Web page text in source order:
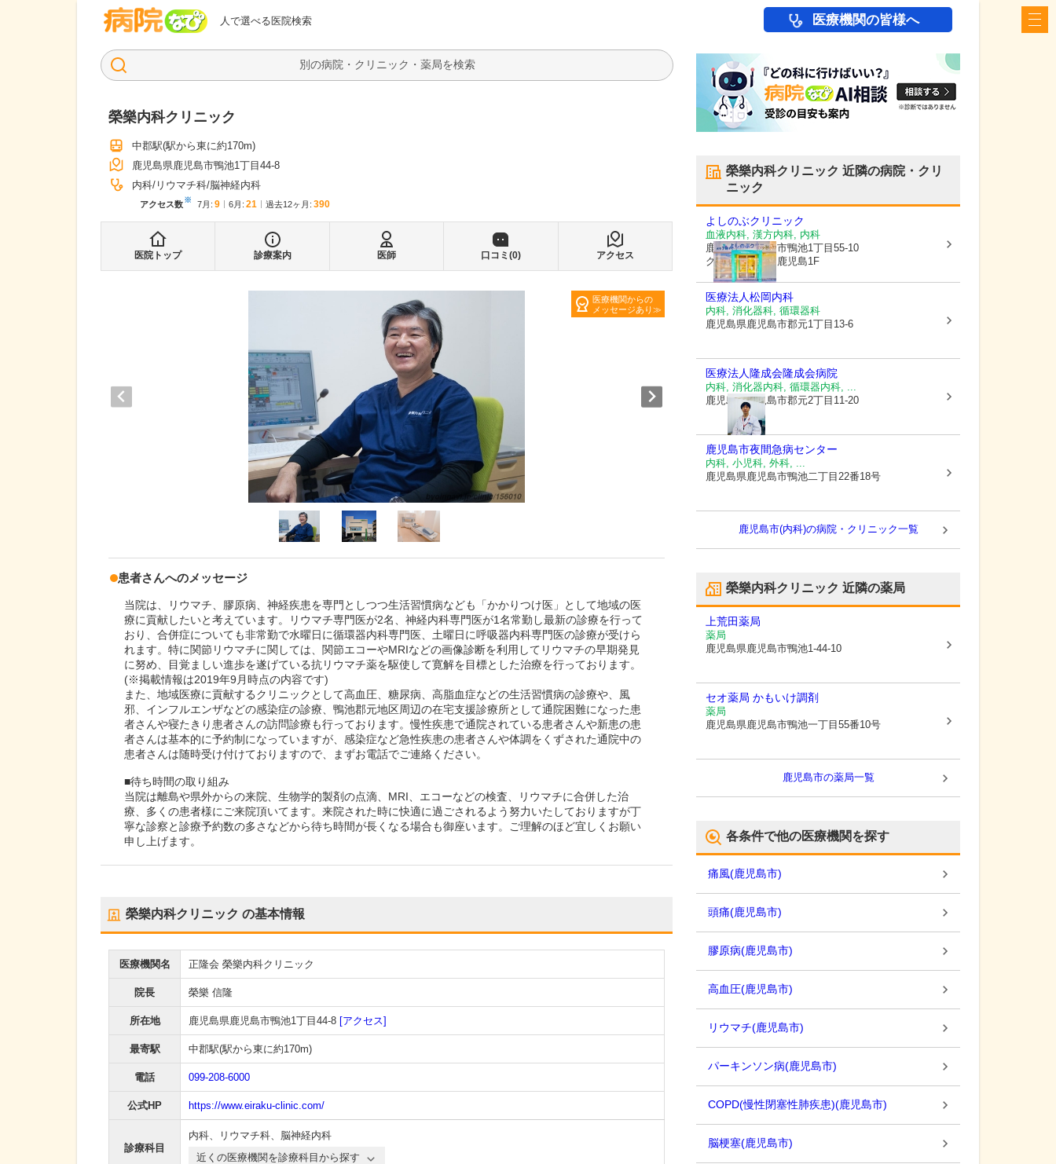
人で選べる医院検索
病院なび 医療機関の皆様へ
検索
榮樂内科クリニック
中郡駅(駅から東に約170m)
鹿児島県鹿児島市鴨池1丁目44-8
内科 リウマチ科 脳神経内科
アクセス数※ 7月 : 9 6月 : 21 過去12ヶ月: 390
医院トップ 診療案内 医師 口コミ(0) アクセス
医療機関からの
メッセージあり
患者さんへのメッセージ
当院は、リウマチ、膠原病、神経疾患を専門としつつ生活習慣病なども「かかりつけ医」として地域の医
療に貢献したいと考えています。リウマチ専門医が2名、神経内科専門医が1名常勤し最新の診療を行って
おり、合併症についても非常勤で水曜日に循環器内科専門医、土曜日に呼吸器内科専門医の診療が受けら
れます。特に関節リウマチに関しては、関節エコーやMRIなどの画像診断を利用してリウマチの早期発見
に努め、目覚ましい進歩を遂げている抗リウマチ薬を駆使して寛解を目標とした治療を行っております。
(※掲載情報は2019年9月時点の内容です)
また、地域医療に貢献するクリニックとして高血圧、糖尿病、高脂血症などの生活習慣病の診療や、風
邪、インフルエンザなどの感染症の診療、鴨池郡元地区周辺の在宅支援診療所として通院困難になった患
者さんや寝たきり患者さんの訪問診療も行っております。慢性疾患で通院されている患者さんや新患の患
者さんは基本的に予約制になっていますが、感染症など急性疾患の患者さんや体調をくずされた通院中の
患者さんは随時受け付けておりますので、まずお電話でご連絡ください。
■待ち時間の取り組み
当院は離島や県外からの来院、生物学的製剤の点滴、MRI、エコーなどの検査、リウマチに合併した治
療、多くの患者様にご来院頂いてます。来院された時に快適に過ごされるよう努力いたしておりますが丁
寧な診察と診療予約数の多さなどから待ち時間が長くなる場合も御座います。ご理解のほど宜しくお願い
申し上げます。
榮樂内科クリニック の基本情報
医療機関名 正隆会 榮樂内科クリニック
院長 榮樂 信隆
所在地 鹿児島県鹿児島市鴨池1丁目44-8 [アクセス]
最寄駅 中郡駅(駅から東に約170m)
電話 099-208-6000
公式HP https://www.eiraku-clinic.com/
診療科目
内科、 リウマチ科、 脳神経内科
近くの医療機関を診療科目から探す
榮樂内科クリニック 近隣の病院・クリ
ニック
よしのぶクリニック
血液内科, 漢方内科, 内科
鹿児島県鹿児島市鴨池1丁目55-10
グランガーデン鹿児島1F
医療法人松岡内科
内科, 消化器科, 循環器科
鹿児島県鹿児島市郡元1丁目13-6
医療法人隆成会隆成会病院
内科, 消化器内科, 循環器内科, ...
鹿児島県鹿児島市郡元2丁目11-20
鹿児島市夜間急病センター
内科, 小児科, 外科, ...
鹿児島県鹿児島市鴨池二丁目22番18号
鹿児島市(内科)の病院・クリニック一覧
榮樂内科クリニック 近隣の薬局
上荒田薬局
薬局
鹿児島県鹿児島市鴨池1-44-10
セオ薬局 かもいけ調剤
薬局
鹿児島県鹿児島市鴨池一丁目55番10号
鹿児島市の薬局一覧
各条件で他の医療機関を探す
痛風(鹿児島市)
頭痛(鹿児島市)
膠原病(鹿児島市)
高血圧(鹿児島市)
リウマチ(鹿児島市)
パーキンソン病(鹿児島市)
COPD(慢性閉塞性肺疾患)(鹿児島市)
脳梗塞(鹿児島市)